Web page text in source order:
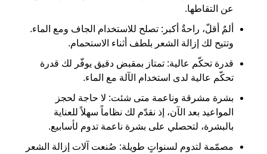
عن التقاطها.
ألمٌ أقلّ، راحةٌ أكبر: تصلح للاستخدام الجاف ومع الماء.
وتتيح لك إزالة الشعر بلطف أثناء الاستحمام.
قدرة تحكّم عالية: تمتاز بمقبض دقيق يوفّر لك قدرة
تحكّم عالية لدى استخدام الآلة مع الماء.
بشرة مشرقة وناعمة متى شئت: لا حاجة لحجز
المواعيد بعد الآن، إذ نقدّم لك نظاماً سهلاً للعناية
بالبشرة، لتحصلي على بشرة ناعمة تدوم لأسابيع.
مصمّمة لتدوم لسنواتٍ طويلة: صُنعت آلات إزالة الشعر